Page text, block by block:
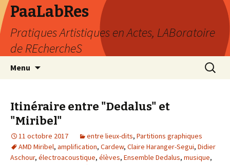
PaaLabRes
Pratiques Artistiques en Actes, LABoratoire
de REchercheS
Menu
Itinéraire entre "Dedalus" et
"Miribel"
11 octobre 2017 entre lieux-dits, Partitions graphiques
AMD Miribel, amplification, Cardew, Claire Haranger-Segui, Didier
Aschour, électroacoustique, élèves, Ensemble Dedalus, musique,